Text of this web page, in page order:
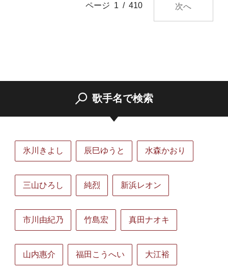
ページ 1 / 410 次へ
歌手名で検索
氷川きよし 辰巳ゆうと 水森かおり
三山ひろし 純烈 新浜レオン
市川由紀乃 竹島宏 真田ナオキ
山内惠介 福田こうへい 大江裕